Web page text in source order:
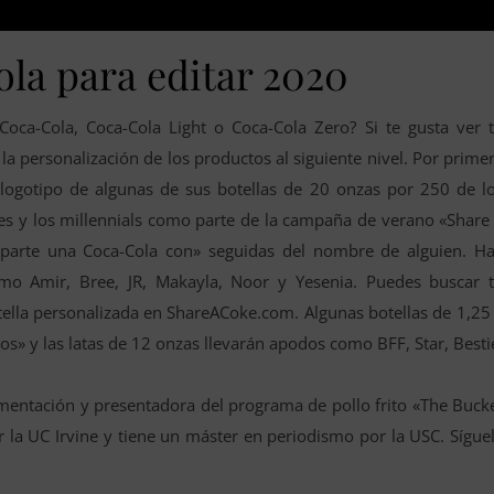
para editar 2020
Cola, Coca-Cola Light o Coca-Cola Zero? Si te gusta ver
personalización de los productos al siguiente nivel. Por
de algunas de sus botellas de 20 onzas por 250 de
y los millennials como parte de la campaña de verano «Share
una Coca-Cola con» seguidas del nombre de alguien.
Amir, Bree, JR, Makayla, Noor y Yesenia. Puedes buscar
personalizada en ShareACoke.com. Algunas botellas de 1,25
y las latas de 12 onzas llevarán apodos como BFF, Star,
y presentadora del programa de pollo frito «The
UC Irvine y tiene un máster en periodismo por la USC.